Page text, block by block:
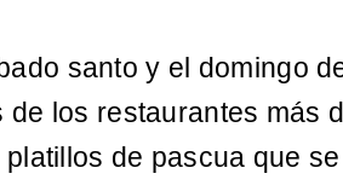
santo y el domingo
los restaurantes más
de pascua que